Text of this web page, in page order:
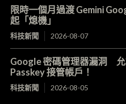
限時一個月過渡 Gemini
起「熄機」
科技新聞 2026-08-07
Google 密碼管理器漏洞
Passkey 接管帳戶！
科技新聞 2026-08-05